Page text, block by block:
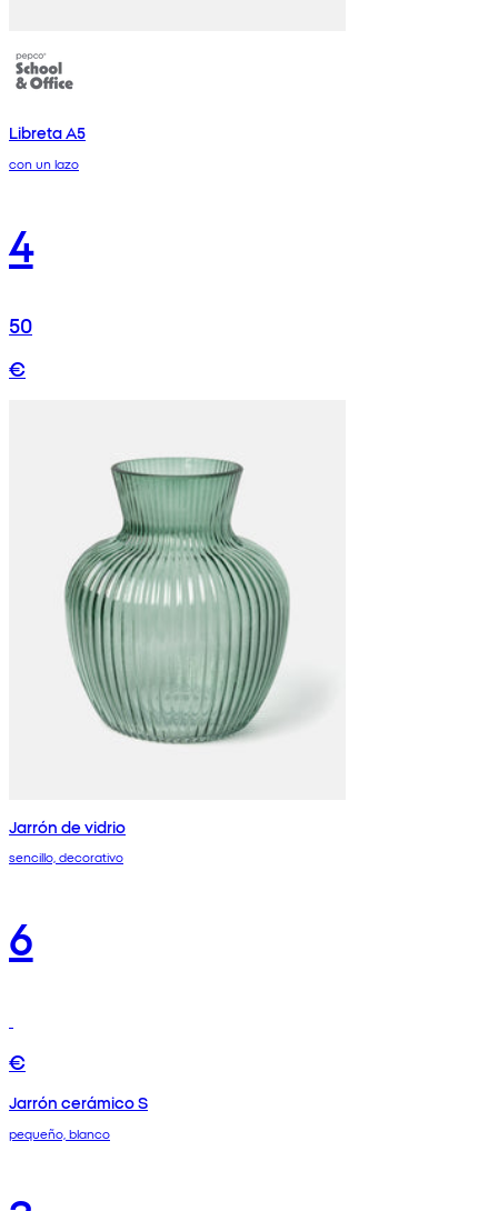
Libreta A5
con un lazo
4
50
€
Jarrón de vidrio
sencillo, decorativo
6
€
Jarrón cerámico S
pequeño, blanco